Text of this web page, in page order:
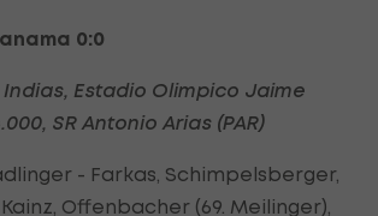
0:0
Estadio Olimpico Jaime
SR Antonio Arias (PAR)
- Farkas, Schimpelsberger,
Offenbacher (69. Meilinger),